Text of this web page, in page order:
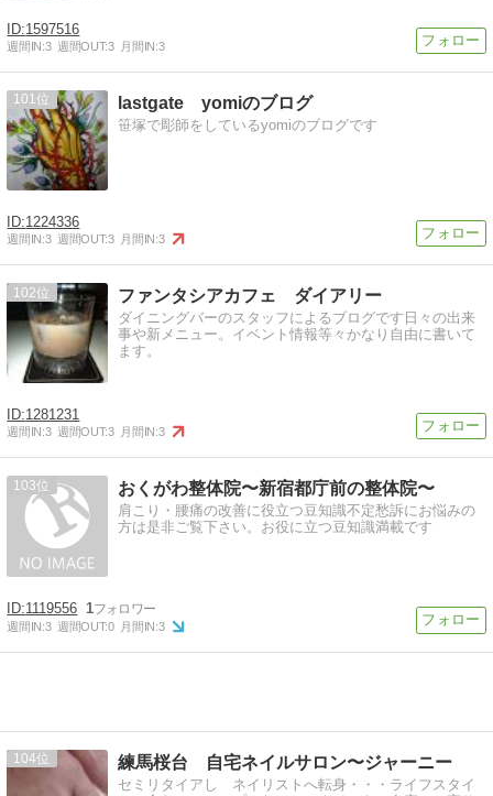
1597516
週間IN:3 週間OUT:3 月間IN:3
101 lastgate yomiのブログ
笹塚で彫師をしているyomiのブログです
1224336
週間IN:3 週間OUT:3 月間IN:3
102 ファンタシアカフェ ダイアリー
ダイニングバーのスタッフによるブログです日々の出来
事や新メニュー。イベント情報等々かなり自由に書いて
ます。
1281231
週間IN:3 週間OUT:3 月間IN:3
103 おくがわ整体院〜新宿都庁前の整体院〜
肩こり・腰痛の改善に役立つ豆知識不定愁訴にお悩みの
方は是非ご覧下さい。お役に立つ豆知識満載です
1119556 1
週間IN:3 週間OUT:0 月間IN:3
104 練馬桜台 自宅ネイルサロン〜ジャーニー
セミリタイアし ネイリストへ転身・・・ライフスタイ